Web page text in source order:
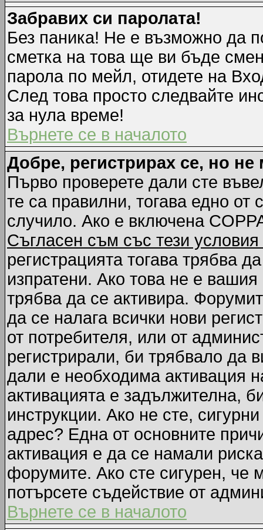
Забравих си паролата!
Без паника! Не е възможно да
сметка на това ще ви бъде
парола по мейл, отидете на
След това просто следвайте
за нула време!
Върнете се в началото
Добре, регистрирах се, но не
Първо проверете дали сте
те са правилни, тогава едно
случило. Ако е включена
Съгласен съм със тези
регистрацията тогава трябва
изпратени. Ако това не е
трябва да се активира.
да се налага всички нови
от потребителя, или от
регистрирали, би трябвало да
дали е необходима активация
активацията е задължителна,
инструкции. Ако не сте,
адрес? Една от основните
активация е да се намали
форумите. Ако сте сигурен, че
потърсете съдействие от
Върнете се в началото